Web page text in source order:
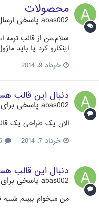
محصولات
abas002 پاسخی
سلام.من از قالب
اینکارو کرد یا باید
خرداد 9، 2014
دنبال این قالب
abas002 پاسخی برای
الان یک طراحی یک
خرداد 7، 2014
دنبال این قالب
abas002 پاسخی برای
من میخوام ببینم